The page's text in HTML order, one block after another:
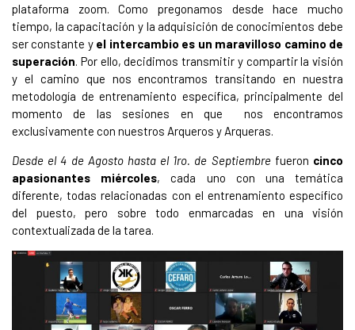
plataforma zoom. Como pregonamos desde hace mucho
tiempo, la capacitación y la adquisición de conocimientos debe
ser constante y el intercambio es un maravilloso camino de
superación. Por ello, decidimos transmitir y compartir la visión
y el camino que nos encontramos transitando en nuestra
metodología de entrenamiento específica, principalmente del
momento de las sesiones en que nos encontramos
exclusivamente con nuestros Arqueros y Arqueras.
Desde el 4 de Agosto hasta el 1ro. de Septiembrefueron cinco
apasionantes miércoles, cada uno con una temática
diferente, todas relacionadas con el entrenamiento específico
del puesto, pero sobre todo enmarcadas en una visión
contextualizada de la tarea.